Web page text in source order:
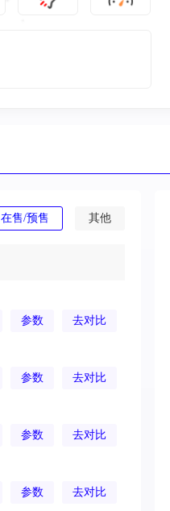
在售/预售 其他
参数 去对比
参数 去对比
参数 去对比
参数 去对比